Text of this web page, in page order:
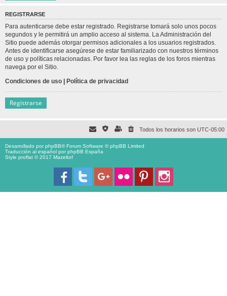
REGISTRARSE
Para autenticarse debe estar registrado. Registrarse tomará solo unos pocos
segundos y le permitirá un amplio acceso al sistema. La Administración del
Sitio puede además otorgar permisos adicionales a los usuarios registrados.
Antes de identificarse asegúrese de estar familiarizado con nuestros términos
de uso y políticas relacionadas. Por favor lea las reglas de los foros mientras
navega por el Sitio.
Condiciones de uso | Política de privacidad
Registrarse
Todos los horarios son UTC-05:00
Desarrollado porphpBB® Forum Software © phpBB Limited
Traducción al español porphpBB España
Style proflat © 2017 Mazeltof